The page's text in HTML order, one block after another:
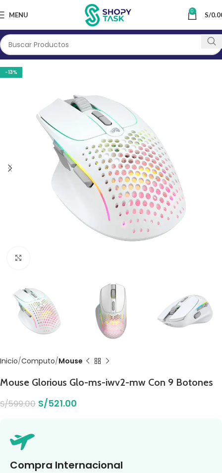
MENU 0 S/
-13%
Inicio Computo Mouse
Mouse Glorious Glo-ms-iwv2-mw Con 9 Botones
S/599.00 S/521.00
Compra Internacional